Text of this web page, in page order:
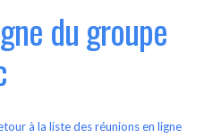
du groupe
à la liste des réunions en ligne